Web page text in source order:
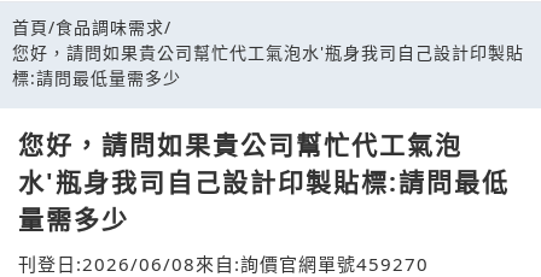
首頁/食品調味需求/
您好，請問如果貴公司幫忙代工氣泡水'瓶身我司自己設計印製貼
標:請問最低量需多少
您好，請問如果貴公司幫忙代工氣泡
水'瓶身我司自己設計印製貼標:請問最低
量需多少
刊登日:2026/06/08來自:詢價官網單號459270